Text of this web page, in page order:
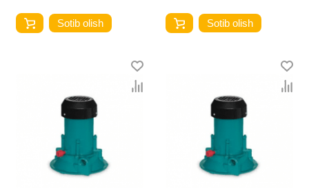
Sotib olish Sotib olish